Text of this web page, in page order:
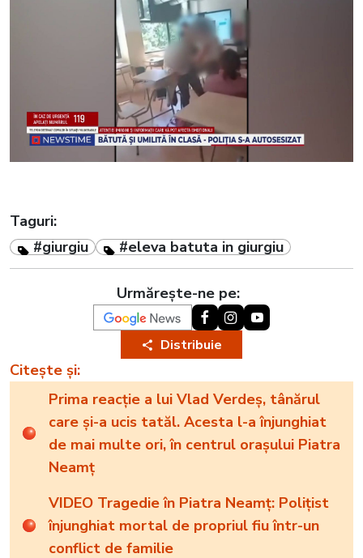
Taguri:
#giurgiu
#eleva batuta in giurgiu
Urmărește-ne pe:
Distribuie
Citește și:
Prima reacție a lui Vlad Verdeș, tânărul
care și-a ucis tatăl. Acesta l-a înjunghiat
de mai multe ori, în centrul orașului Piatra
Neamț
VIDEO Tragedie în Piatra Neamț: Polițist
înjunghiat mortal de propriul fiu într-un
conflict de familie